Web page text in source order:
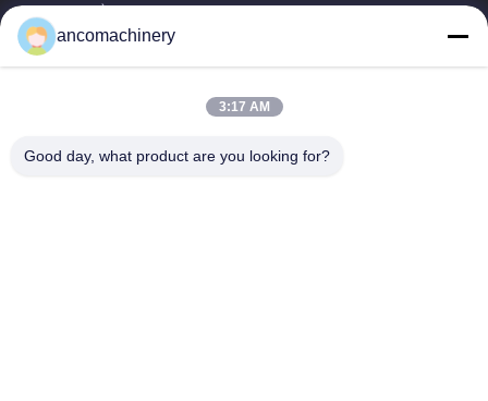
di Jiangsu. È...
Link Veloci
Chi Siamo
Fatory Tour
Controllo Di Qualità
ancomachinery
3:17 AM
Good day, what product are you looking for?